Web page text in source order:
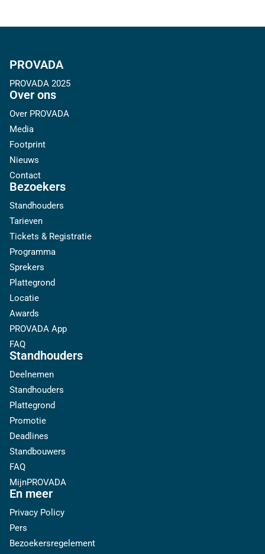
PROVADA
PROVADA 2025
Over ons
Over PROVADA
Media
Footprint
Nieuws
Contact
Bezoekers
Standhouders
Tarieven
Tickets & Registratie
Programma
Sprekers
Plattegrond
Locatie
Awards
PROVADA App
FAQ
Standhouders
Deelnemen
Standhouders
Plattegrond
Promotie
Deadlines
Standbouwers
FAQ
MijnPROVADA
En meer
Privacy Policy
Pers
Bezoekersregelement